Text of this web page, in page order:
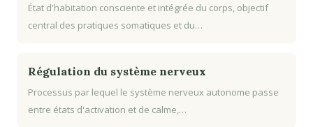
État d'habitation consciente et intégrée du corps, objectif
central des pratiques somatiques et du…
Régulation du système nerveux
Processus par lequel le système nerveux autonome passe
entre états d'activation et de calme,…